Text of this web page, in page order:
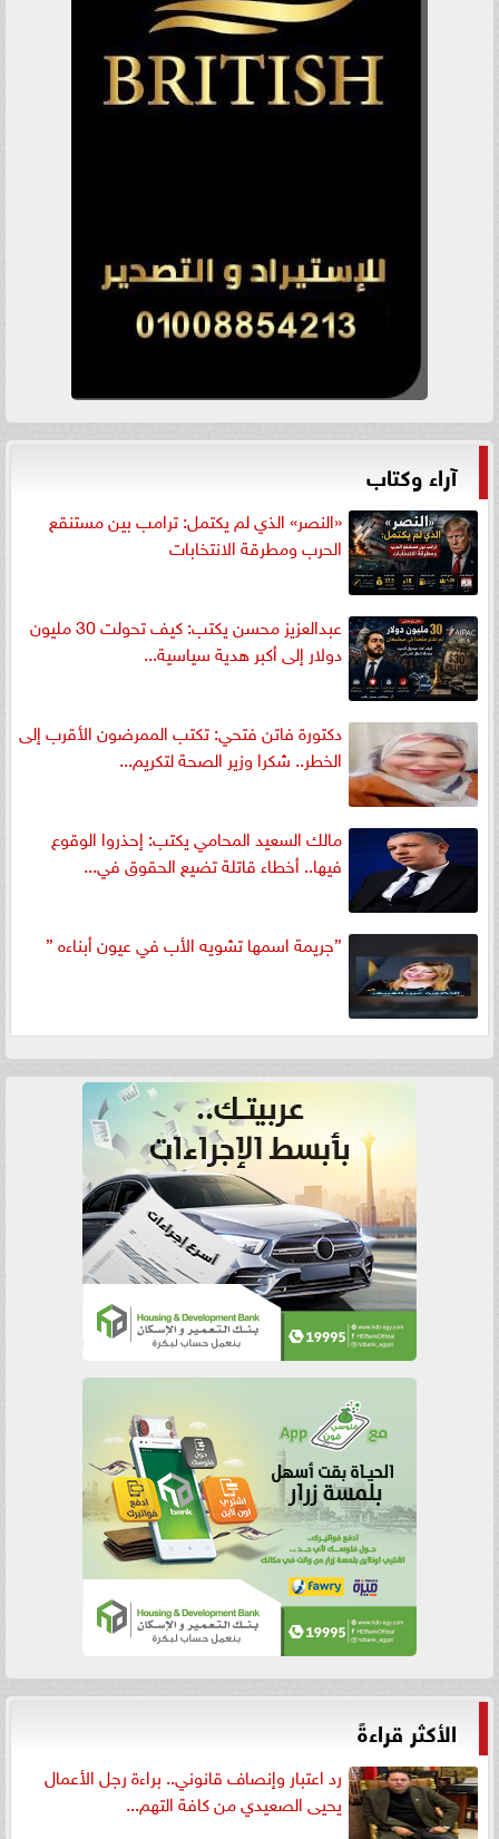
آراء وكتاب
«النصر» الذي لم يكتمل: ترامب بين مستنقع
الحرب ومطرقة الانتخابات
عبدالعزيز محسن يكتب: كيف تحولت 30 مليون
دولار إلى أكبر هدية سياسية...
دكتورة فاتن فتحي: تكتب الممرضون الأقرب إلى
الخطر.. شكرا وزير الصحة لتكريم...
مالك السعيد المحامي يكتب: إحذروا الوقوع
فيها.. أخطاء قاتلة تضيع الحقوق في...
”جريمة اسمها تشويه الأب في عيون أبناءه ”
الأكثر قراءةً
رد اعتبار وإنصاف قانوني.. براءة رجل الأعمال
يحيى الصعيدي من كافة التهم...